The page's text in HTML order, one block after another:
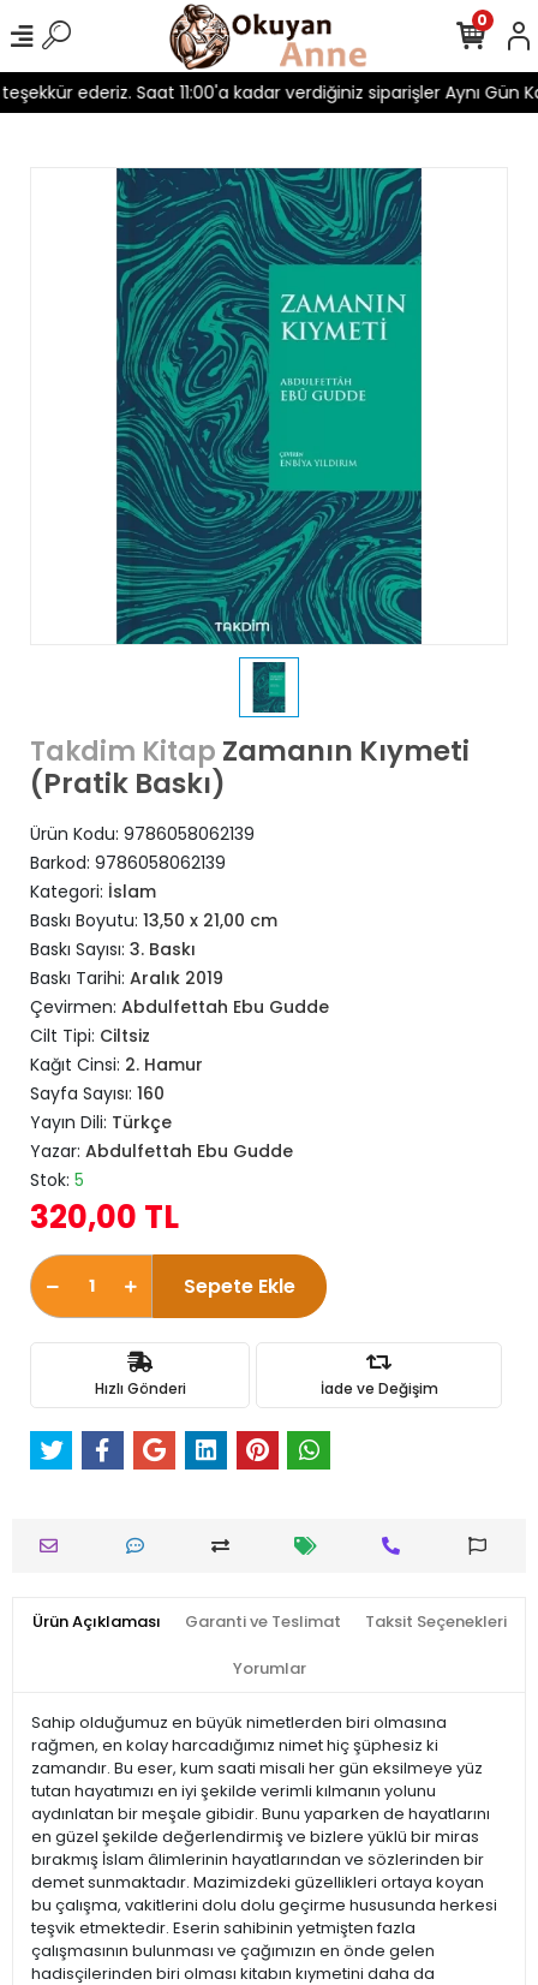
ederiz. Saat 11:00'a kadar verdiğiniz siparişler Aynı Gün
0
Takdim Kitap Zamanın Kıymeti
(Pratik Baskı)
Ürün Kodu: 9786058062139
Barkod: 9786058062139
Kategori: İslam
Baskı Boyutu: 13,50 x 21,00 cm
Baskı Sayısı: 3. Baskı
Baskı Tarihi: Aralık 2019
Çevirmen: Abdulfettah Ebu Gudde
Cilt Tipi: Ciltsiz
Kağıt Cinsi: 2. Hamur
Sayfa Sayısı: 160
Yayın Dili: Türkçe
Yazar: Abdulfettah Ebu Gudde
Stok: 5
320,00 TL
Sepete Ekle
Hızlı Gönderi İade ve Değişim
Ürün Açıklaması Garanti ve Teslimat Taksit Seçenekleri
Yorumlar
Sahip olduğumuz en büyük nimetlerden biri olmasına
rağmen, en kolay harcadığımız nimet hiç şüphesiz ki
zamandır. Bu eser, kum saati misali her gün eksilmeye yüz
tutan hayatımızı en iyi şekilde verimli kılmanın yolunu
aydınlatan bir meşale gibidir. Bunu yaparken de hayatlarını
en güzel şekilde değerlendirmiş ve bizlere yüklü bir miras
bırakmış İslam âlimlerinin hayatlarından ve sözlerinden bir
demet sunmaktadır. Mazimizdeki güzellikleri ortaya koyan
bu çalışma, vakitlerini dolu dolu geçirme hususunda herkesi
teşvik etmektedir. Eserin sahibinin yetmişten fazla
çalışmasının bulunması ve çağımızın en önde gelen
hadisçilerinden biri olması kitabın kıymetini daha da